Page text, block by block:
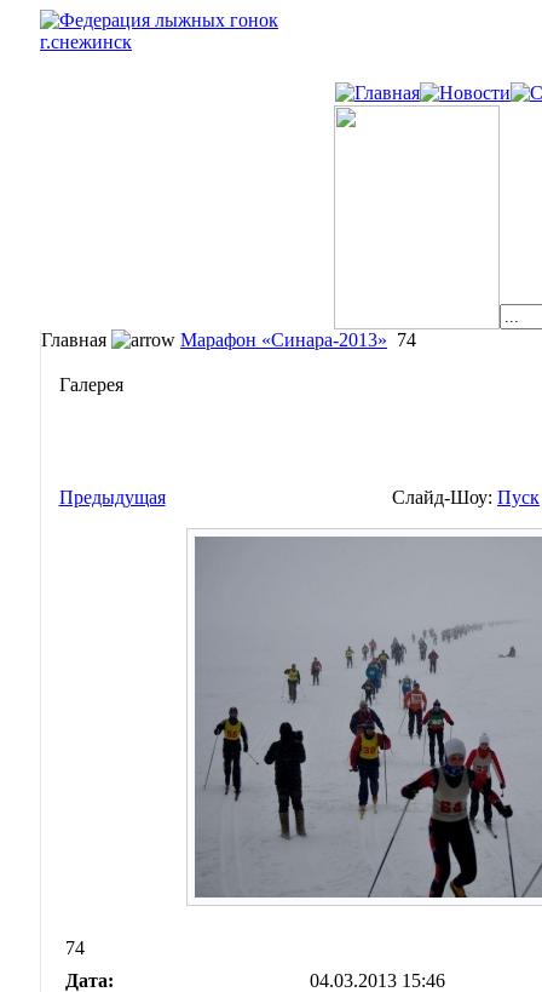
Главная Марафон «Синара-2013» 74
Галерея
Предыдущая Слайд-Шоу: Пуск
74
Дата:
04.03.2013 15:46